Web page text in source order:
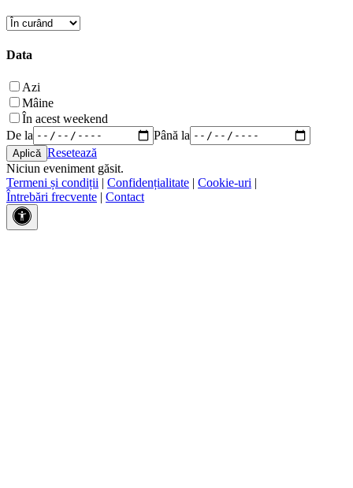
Data
Azi
Mâine
În acest weekend
De la
Până la
Resetează
Niciun eveniment găsit.
Termeni și condiții | Confidențialitate | Cookie-uri |
Întrebări frecvente | Contact